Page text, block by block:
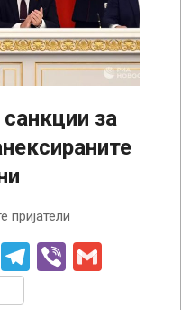
за
пријатели
Messenger
Telegram
Viber